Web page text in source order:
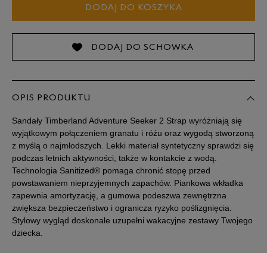
13 cm Powiadom o dostępności
14 cm
16 cm Powiadom o dostępności
27 16,5 cm Powiadom o dostępności
28 17 cm Powiadom o dostępności
DODAJ DO KOSZYKA
DODAJ DO SCHOWKA
OPIS PRODUKTU
Sandały Timberland Adventure Seeker 2 Strap wyróżniają się
wyjątkowym połączeniem granatu i różu oraz wygodą stworzoną
z myślą o najmłodszych. Lekki materiał syntetyczny sprawdzi się
podczas letnich aktywności, także w kontakcie z wodą.
Technologia Sanitized® pomaga chronić stopę przed
powstawaniem nieprzyjemnych zapachów. Piankowa wkładka
zapewnia amortyzację, a gumowa podeszwa zewnętrzna
zwiększa bezpieczeństwo i ogranicza ryzyko poślizgnięcia.
Stylowy wygląd doskonale uzupełni wakacyjne zestawy Twojego
dziecka.